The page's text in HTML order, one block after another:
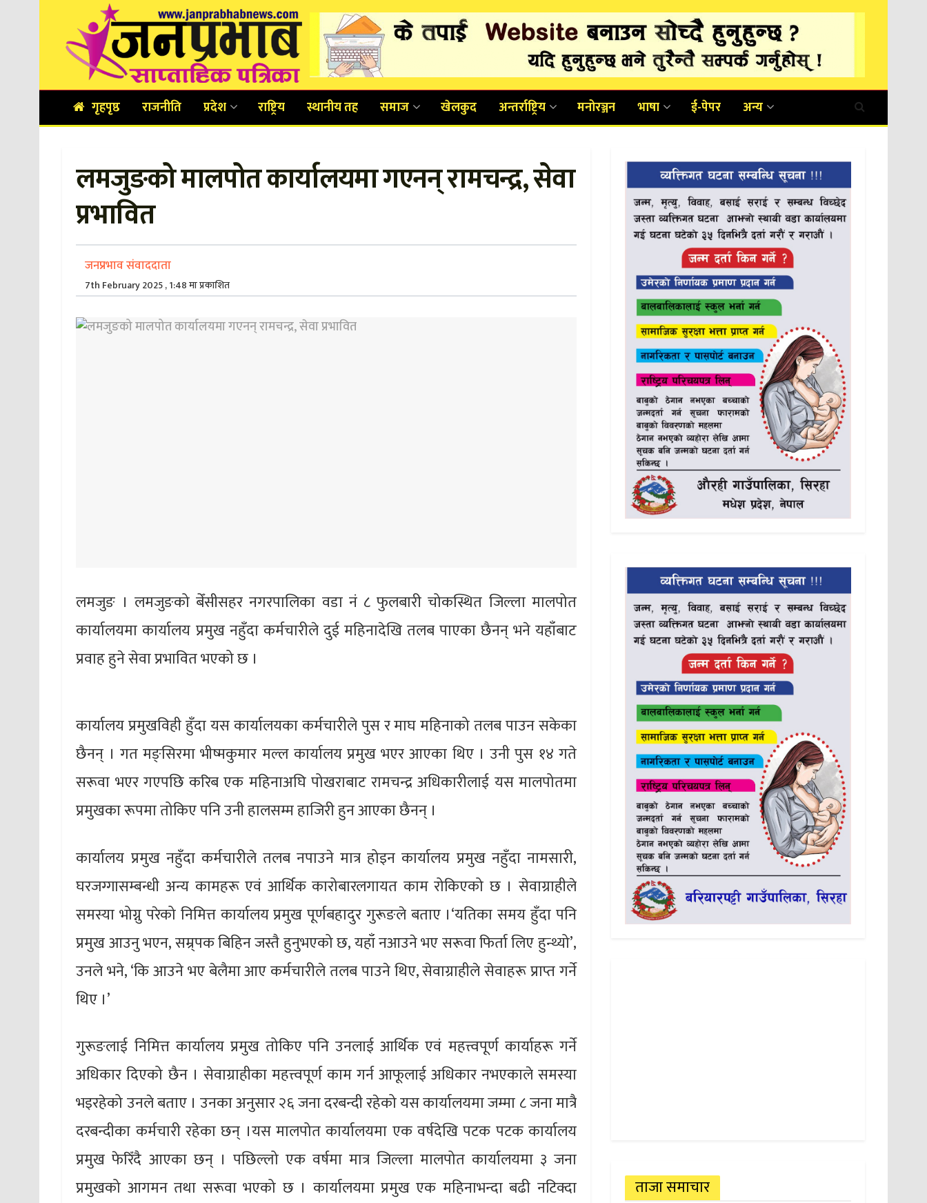
गृहपृष्ठ राजनीति प्रदेश राष्ट्रिय स्थानीय तह समाज खेलकुद अन्तर्राष्ट्रिय मनोरञ्जन भाषा ई-पेपर अन्य
लमजुङको मालपोत कार्यालयमा गएनन् रामचन्द्र, सेवा
प्रभावित
जनप्रभाव संवाददाता
7th February 2025 , 1:48 मा प्रकाशित
लमजुङ । लमजुङको बेँसीसहर नगरपालिका वडा नं ८ फुलबारी चोकस्थित जिल्ला मालपोत
कार्यालयमा कार्यालय प्रमुख नहुँदा कर्मचारीले दुई महिनादेखि तलब पाएका छैनन् भने यहाँबाट
प्रवाह हुने सेवा प्रभावित भएको छ ।
कार्यालय प्रमुखविही हुँदा यस कार्यालयका कर्मचारीले पुस र माघ महिनाको तलब पाउन सकेका
छैनन् । गत मङ्सिरमा भीष्मकुमार मल्ल कार्यालय प्रमुख भएर आएका थिए । उनी पुस १४ गते
सरूवा भएर गएपछि करिब एक महिनाअघि पोखराबाट रामचन्द्र अधिकारीलाई यस मालपोतमा
प्रमुखका रूपमा तोकिए पनि उनी हालसम्म हाजिरी हुन आएका छैनन् ।
कार्यालय प्रमुख नहुँदा कर्मचारीले तलब नपाउने मात्र होइन कार्यालय प्रमुख नहुँदा नामसारी,
घरजग्गासम्बन्धी अन्य कामहरू एवं आर्थिक कारोबारलगायत काम रोकिएको छ । सेवाग्राहीले
समस्या भोग्नु परेको निमित्त कार्यालय प्रमुख पूर्णबहादुर गुरूङले बताए ।‘यतिका समय हुँदा पनि
प्रमुख आउनु भएन, सम्र्पक बिहिन जस्तै हुनुभएको छ, यहाँ नआउने भए सरूवा फिर्ता लिए हुन्थ्यो’,
उनले भने, ‘कि आउने भए बेलैमा आए कर्मचारीले तलब पाउने थिए, सेवाग्राहीले सेवाहरू प्राप्त गर्ने
थिए ।’
गुरूङलाई निमित्त कार्यालय प्रमुख तोकिए पनि उनलाई आर्थिक एवं महत्त्वपूर्ण कार्याहरू गर्ने
अधिकार दिएको छैन । सेवाग्राहीका महत्त्वपूर्ण काम गर्न आफूलाई अधिकार नभएकाले समस्या
भइरहेको उनले बताए । उनका अनुसार २६ जना दरबन्दी रहेको यस कार्यालयमा जम्मा ८ जना मात्रै
दरबन्दीका कर्मचारी रहेका छन् ।यस मालपोत कार्यालयमा एक वर्षदेखि पटक पटक कार्यालय
प्रमुख फेरिँदै आएका छन् । पछिल्लो एक वर्षमा मात्र जिल्ला मालपोत कार्यालयमा ३ जना
प्रमुखको आगमन तथा सरूवा भएको छ । कार्यालयमा प्रमुख एक महिनाभन्दा बढी नटिक्दा
ताजा समाचार